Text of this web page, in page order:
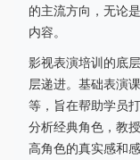
的主流方向，无论
内容。
影视表演培训的底
层递进。基础表演
等，旨在帮助学员
分析经典角色，教
高角色的真实感和